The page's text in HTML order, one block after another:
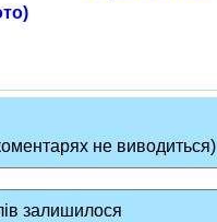
не виводиться)
залишилося